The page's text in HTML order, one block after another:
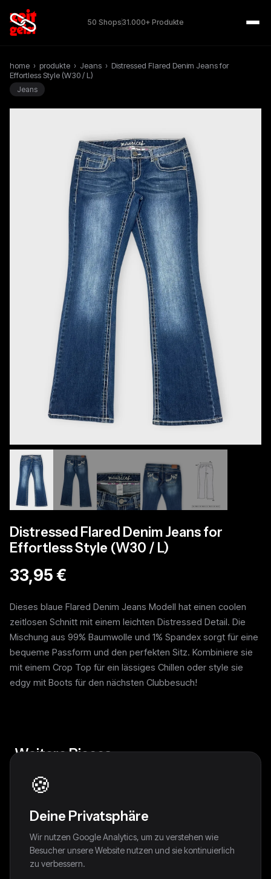
50 Shops31.000+ Produkte
home › produkte › Jeans › Distressed Flared Denim Jeans for
Effortless Style (W30 / L)
Jeans
Distressed Flared Denim Jeans for
Effortless Style (W30 / L)
33,95 €
Dieses blaue Flared Denim Jeans Modell hat einen coolen
zeitlosen Schnitt mit einem leichten Distressed Detail. Die
Mischung aus 99% Baumwolle und 1% Spandex sorgt für eine
bequeme Passform und den perfekten Sitz. Kombiniere sie
mit einem Crop Top für ein lässiges Chillen oder style sie
edgy mit Boots für den nächsten Clubbesuch!
Weitere Pieces
🍪
Deine Privatsphäre
Wir nutzen Google Analytics, um zu verstehen wie
Besucher unsere Website nutzen und sie kontinuierlich
zu verbessern.